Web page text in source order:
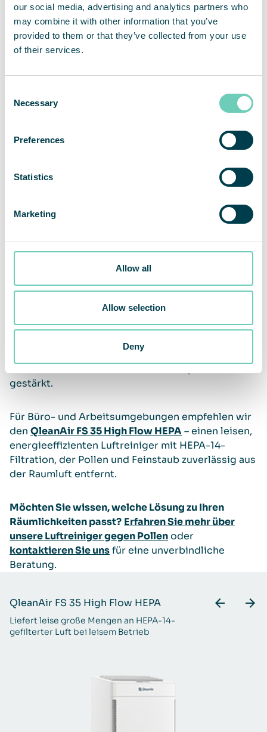
our social media, advertising and analytics partners who
may combine it with other information that you’ve
provided to them or that they’ve collected from your use
of their services.
Selection
Necessary
Preferences
Statistics
Marketing
Allow all
Allow selection
Deny
der einzelnen Pollen, die daraufhin stärkere
allergische Reaktionen auslösen. Die Pollen
werden also aggressiver und stärker
allergieauslösend. Bemerkbar macht sich dieser
Feinstaubbelastung besonders hoch ist.
Luftreinigung bringt den entscheidenden
Unterschied
m Zuge der Corona-Pandemie ist das Bewusstsein
Viele Unternehmen und öffentliche Einrichtungen
investieren mittlerweile in professionelle
Schadstoffe, Partikel und Allergene in der
Raumluft zu verringern.
strategisch in einer Arbeitsumgebung platziert
werden, verbessern die Gesamtluftqualität
erheblich. Dadurch steigt die Produktivität,
krankheitsbedingte Ausfälle gehen zurück und das
gestärkt.
Für Büro- und Arbeitsumgebungen empfehlen wir
den QleanAir FS 35 High Flow HEPA– einen leisen,
energieeffizienten Luftreiniger mit HEPA-14-
Filtration, der Pollen und Feinstaub zuverlässig aus
der Raumluft entfernt.
Möchten Sie wissen, welche Lösung zu Ihren
Räumlichkeiten passt? Erfahren Sie mehr über
unsere Luftreiniger gegen Pollenoder
kontaktieren Sie unsfür eine unverbindliche
Beratung.
QleanAir FS 35 High Flow HEPA
Liefert leise große Mengen an HEPA-14-
gefilterter Luft bei leisem Betrieb